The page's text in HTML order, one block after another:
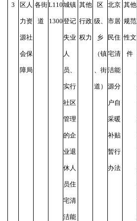
3 区人
力资
源社
会保
障局
各街
道
L110
1300
城镇
登记
失业
人
员、
实行
社区
管理
的企
业退
休人
员住
宅清
洁能
其他
行政
权力
区
级、
乡
（镇
、街
道）
北京
市居
民住
宅清
洁能
源分
户自
采暖
补贴
暂行
办法
其他
规范
性文
件